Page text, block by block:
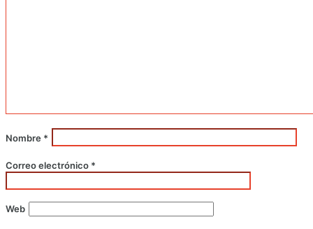
Nombre *
Correo electrónico *
Web